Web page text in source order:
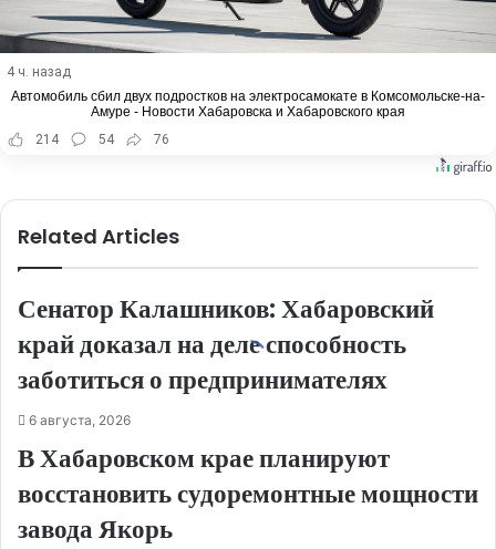
4 ч. назад
Автомобиль сбил двух подростков на электросамокате в Комсомольске-на-
Амуре - Новости Хабаровска и Хабаровского края
214
54 76
Related Articles
Сенатор Калашников: Хабаровский
край доказал на деле способность
заботиться о предпринимателях
6 августа, 2026
В Хабаровском крае планируют
восстановить судоремонтные мощности
завода Якорь